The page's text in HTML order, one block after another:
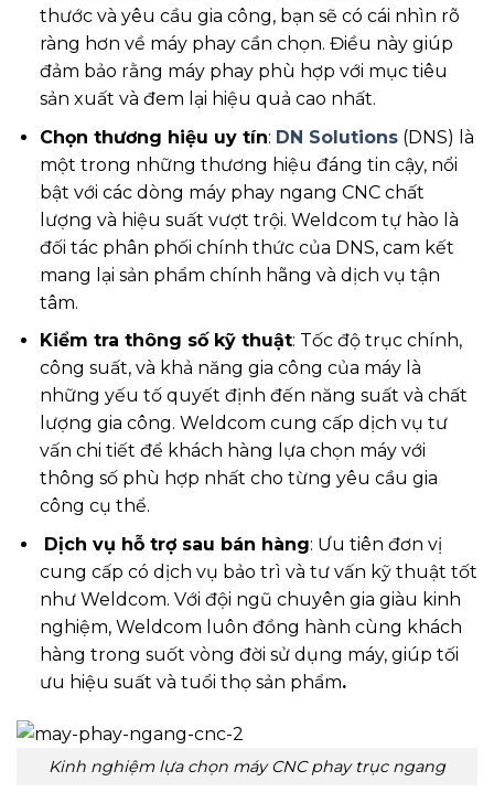
thước và yêu cầu gia công, bạn sẽ có cái nhìn rõ
ràng hơn về máy phay cần chọn. Điều này giúp
đảm bảo rằng máy phay phù hợp với mục tiêu
sản xuất và đem lại hiệu quả cao nhất.
Chọn thương hiệu uy tín: DN Solutions(DNS) là
một trong những thương hiệu đáng tin cậy, nổi
bật với các dòng máy phay ngang CNC chất
lượng và hiệu suất vượt trội. Weldcom tự hào là
đối tác phân phối chính thức của DNS, cam kết
mang lại sản phẩm chính hãng và dịch vụ tận
tâm.
Kiểm tra thông số kỹ thuật: Tốc độ trục chính,
công suất, và khả năng gia công của máy là
những yếu tố quyết định đến năng suất và chất
lượng gia công. Weldcom cung cấp dịch vụ tư
vấn chi tiết để khách hàng lựa chọn máy với
thông số phù hợp nhất cho từng yêu cầu gia
công cụ thể.
Dịch vụ hỗ trợ sau bán hàng: Ưu tiên đơn vị
cung cấp có dịch vụ bảo trì và tư vấn kỹ thuật tốt
như Weldcom. Với đội ngũ chuyên gia giàu kinh
nghiệm, Weldcom luôn đồng hành cùng khách
hàng trong suốt vòng đời sử dụng máy, giúp tối
ưu hiệu suất và tuổi thọ sản phẩm.
Kinh nghiệm lựa chọn máy CNC phay trục ngang